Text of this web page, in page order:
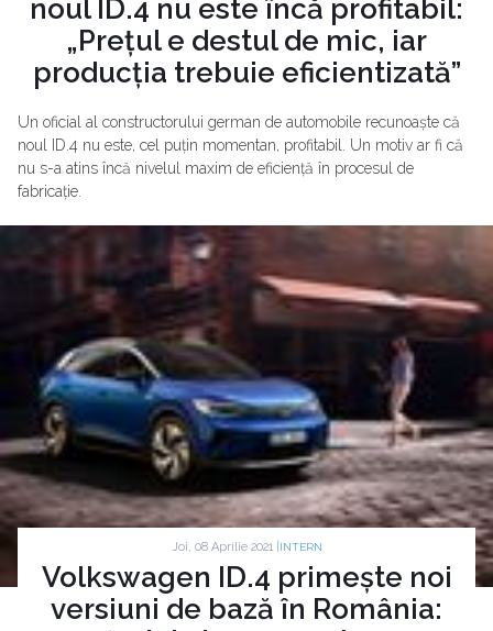
noul ID.4 nu este încă profitabil:
„Prețul e destul de mic, iar
producția trebuie eficientizată”
Un oficial al constructorului german de automobile recunoaște că
noul ID.4 nu este, cel puțin momentan, profitabil. Un motiv ar fi că
nu s-a atins încă nivelul maxim de eficiență în procesul de
fabricație.
Joi, 08 Aprilie 2021 | INTERN
Volkswagen ID.4 primește noi
versiuni de bază în România: